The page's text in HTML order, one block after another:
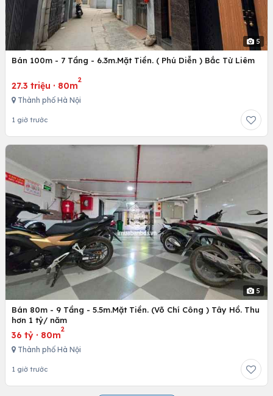
5
Bán 100m - 7 Tầng - 6.3m.Mặt Tiền. ( Phú Diễn ) Bắc Từ Liêm
27.3 triệu · 80m
2
Thành phố Hà Nội
1 giờ trước
5
Bán 80m - 9 Tầng - 5.5m.Mặt Tiền. (Võ Chí Công ) Tây Hồ. Thu
hơn 1 tỷ/ năm
36 tỷ · 80m
2
Thành phố Hà Nội
1 giờ trước